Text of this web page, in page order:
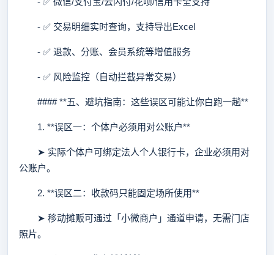
- ✅ 交易明细实时查询，支持导出Excel
- ✅ 退款、分账、会员系统等增值服务
- ✅ 风险监控（自动拦截异常交易）
#### **五、避坑指南：这些误区可能让你白跑一趟**
1. **误区一：个体户必须用对公账户**
➤ 实际个体户可绑定法人个人银行卡，企业必须用对
公账户。
2. **误区二：收款码只能固定场所使用**
➤ 移动摊贩可通过「小微商户」通道申请，无需门店
照片。